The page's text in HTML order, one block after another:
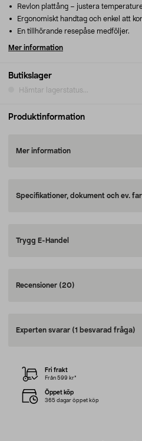
Butikslager
Hämtar lagerstatus...
Revlon plattång – justera
Ergonomiskt handtag och enkel att
En tillhörande resepåse medföljer.
Mer information
Produktinformation
Mer information
Specifikationer, dokument och ev.
Trygg E-Handel
Recensioner (20)
Experten svarar (1 besvarad fråga)
Fri frakt
Från 599 kr*
Öppet köp
365 dagar öppet köp